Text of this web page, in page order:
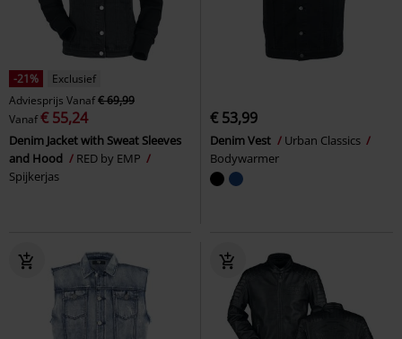
-21%
Exclusief
Adviesprijs Vanaf€ 69,99
Vanaf€ 55,24
Denim Jacket with Sweat Sleeves
and Hood
RED by EMP
Spijkerjas
€ 53,99
Denim Vest
Urban Classics
Bodywarmer